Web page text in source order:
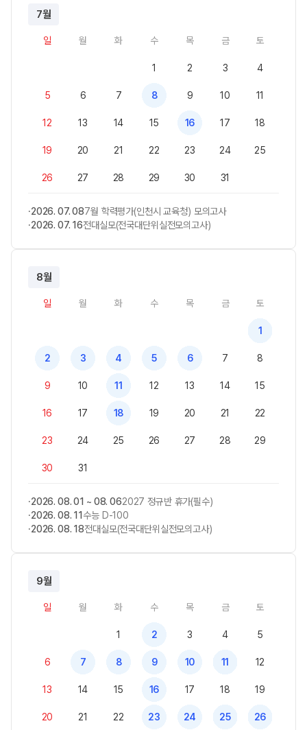
7월
일 월 화 수 목 금 토
1 2 3 4
5 6 7 8 9 10 11
12 13 14 15 16 17 18
19 20 21 22 23 24 25
26 27 28 29 30 31
2026. 07. 087월 학력평가(인천시 교육청) 모의고사
2026. 07. 16전대실모(전국대단위실전모의고사)
8월
일 월 화 수 목 금 토
1
2 3 4 5 6 7 8
9 10 11 12 13 14 15
16 17 18 19 20 21 22
23 24 25 26 27 28 29
30 31
2026. 08. 01 ~ 08. 062027 정규반 휴가(필수)
2026. 08. 11수능 D-100
2026. 08. 18전대실모(전국대단위실전모의고사)
9월
일 월 화 수 목 금 토
1 2 3 4 5
6 7 8 9 10 11 12
13 14 15 16 17 18 19
20 21 22 23 24 25 26